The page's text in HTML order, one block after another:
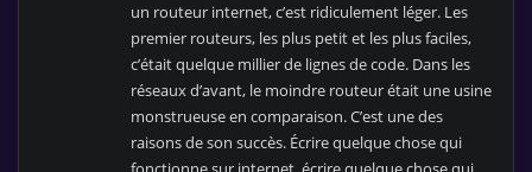
un routeur internet, c’est ridiculement léger. Les
premier routeurs, les plus petit et les plus faciles,
c’était quelque millier de lignes de code. Dans les
réseaux d’avant, le moindre routeur était une usine
monstrueuse en comparaison. C’est une des
raisons de son succès. Écrire quelque chose qui